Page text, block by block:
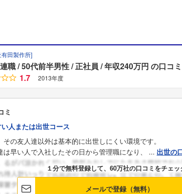
田製作所]
職 50代前半男性 正社員 年収240万円 の口コミ
1.7
2013年度
ミ
人または出世コース
の友人達以外は基本的に出世しにくい環境です。
は早い人で入社したその日から管理職になり、 ... 出世の
１分で無料登録して、60万社の口コミをチェッ
メールで登録（無料）